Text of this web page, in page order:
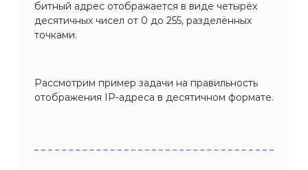
битный адрес отображается в виде четырёх
десятичных чисел от 0 до 255, разделённых
точками.
Рассмотрим пример задачи на правильность
отображения IP-адреса в десятичном формате.